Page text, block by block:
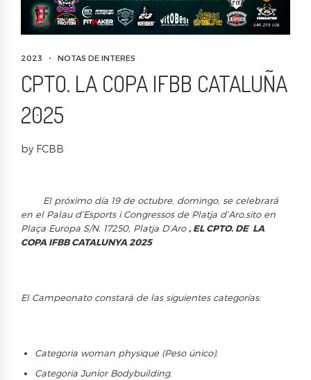
2023 NOTAS DE INTERES
CPTO. LA COPA IFBB CATALUÑA
2025
by FCBB
El próximo día 19 de octubre, domingo, se celebrará
en el Palau d’Esports i Congressos de Platja d’Aro,sito en
Plaça Europa S/N, 17250, Platja D’Aro , EL CPTO. DE LA
COPA IFBB CATALUNYA 2025
El Campeonato constará de lassiguientescategorías:
Categoria woman physique(Peso único).
Categoria Junior Bodybuilding.